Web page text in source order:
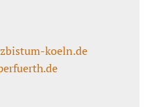
koeln.de